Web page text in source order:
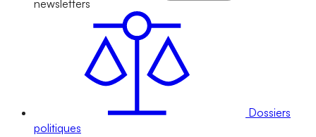
newsletters
Dossiers
politiques